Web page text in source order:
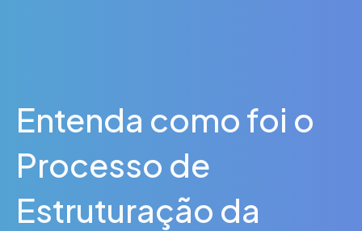
Entenda como foi o
Processo de
Estruturação da